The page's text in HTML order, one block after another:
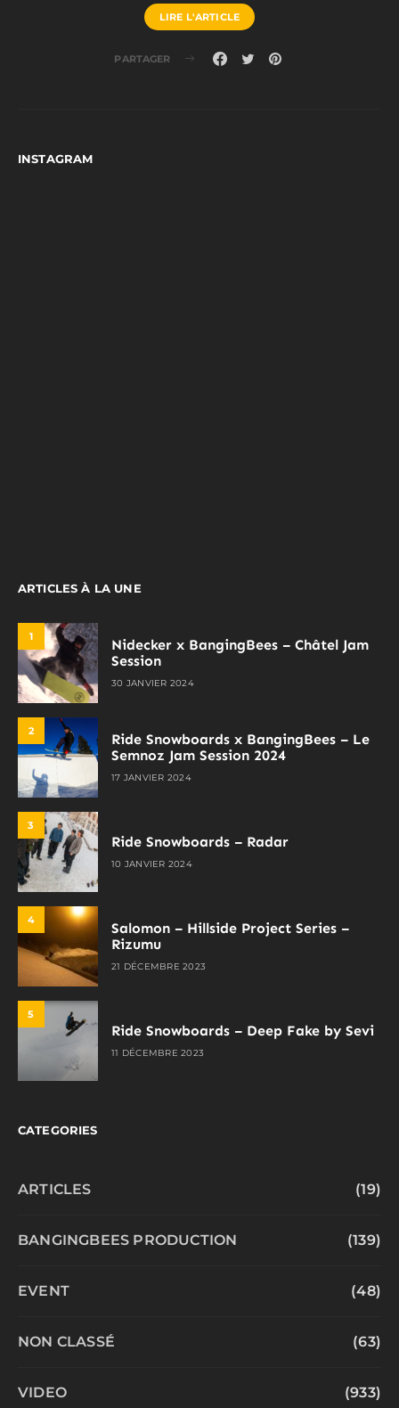
LIRE L'ARTICLE
PARTAGER
INSTAGRAM
ARTICLES À LA UNE
1
Nidecker x BangingBees – Châtel Jam
Session
30 JANVIER 2024
2
Ride Snowboards x BangingBees – Le
Semnoz Jam Session 2024
17 JANVIER 2024
3
Ride Snowboards – Radar
10 JANVIER 2024
4
Salomon – Hillside Project Series –
Rizumu
21 DÉCEMBRE 2023
5
Ride Snowboards – Deep Fake by Sevi
11 DÉCEMBRE 2023
CATEGORIES
ARTICLES (19)
BANGINGBEES PRODUCTION (139)
EVENT (48)
NON CLASSÉ (63)
VIDEO (933)